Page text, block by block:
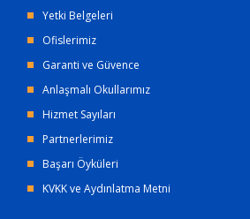
Yetki Belgeleri
Ofislerimiz
Garanti ve Güvence
Anlaşmalı Okullarımız
Hizmet Sayıları
Partnerlerimiz
Başarı Öyküleri
KVKK ve Aydınlatma Metni